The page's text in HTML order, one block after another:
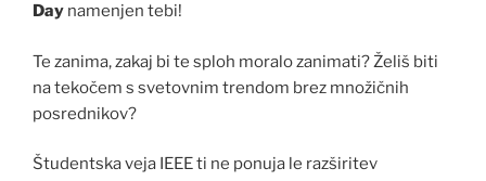
Day namenjen tebi!
Te zanima, zakaj bi te sploh moralo zanimati? Želiš biti
na tekočem s svetovnim trendom brez množičnih
posrednikov?
Študentska veja IEEE ti ne ponuja le razširitev